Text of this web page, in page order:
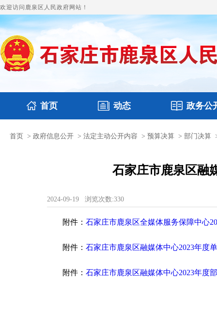
欢迎访问鹿泉区人民政府网站！
首页 动态
国务要闻 鹿泉要闻 图片新闻
政务公
政府领导 本区文件 财
首页 > 政府信息公开 > 法定主动公开内容 > 预算决算 > 部门决算
石家庄市鹿泉区融
2024-09-19 浏览次数:330
附件： 石家庄市鹿泉区全媒体服务保障中心
附件： 石家庄市鹿泉区融媒体中心2023年度
附件： 石家庄市鹿泉区融媒体中心2023年度